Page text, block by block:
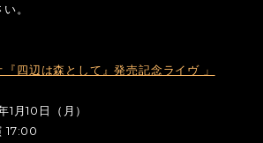
。
『四辺は森として』発売記念ライヴ 」
月10日（月）
17:00